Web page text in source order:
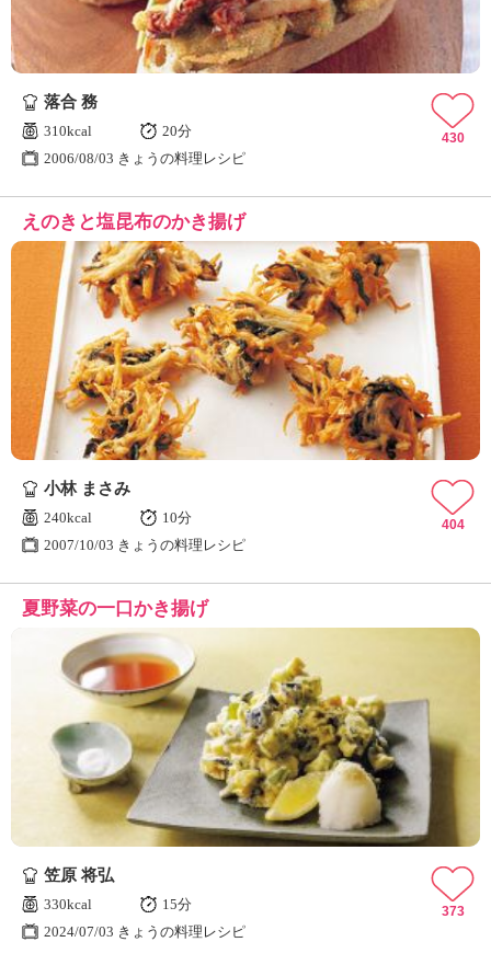
落合 務
310kcal
20分
2006/08/03 きょうの料理レシピ
430
えのきと塩昆布のかき揚げ
小林 まさみ
240kcal
10分
2007/10/03 きょうの料理レシピ
404
夏野菜の一口かき揚げ
笠原 将弘
330kcal
15分
2024/07/03 きょうの料理レシピ
373